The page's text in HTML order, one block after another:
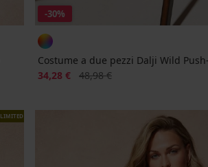
-30%
Costume a due pezzi Dalji Wild
Sconto
34,28 € Prezzo originale
48,98 €
LIMITED